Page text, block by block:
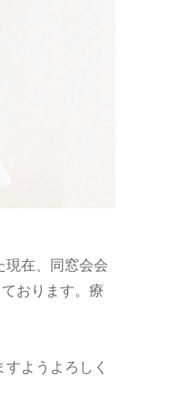
現在、同窓会会
おります。療
ようよろしく